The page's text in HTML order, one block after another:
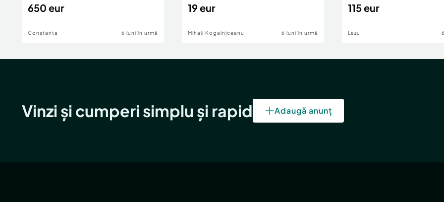
650 eur
Constanta 6 luni în urmă
DN2A
19 eur
Mihail Kogalniceanu 6 luni în urmă
115 eur
Lazu
Vinzi și cumperi simplu și rapid Adaugă anunț